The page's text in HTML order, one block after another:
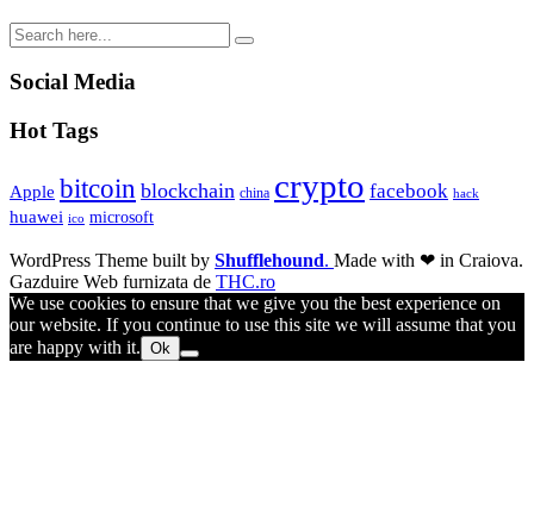
Social Media
Hot Tags
Apple bitcoin blockchain china crypto facebook hack
huawei ico microsoft
WordPress Theme built by Shufflehound. Made with ❤ in Craiova.
Gazduire Web furnizata de THC.ro
We use cookies to ensure that we give you the best experience on
our website. If you continue to use this site we will assume that you
are happy with it. Ok